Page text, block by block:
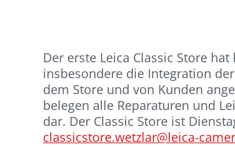
Der erste Leica Classic Store
insbesondere die Integration
dem Store und von Kunden
belegen alle Reparaturen und
dar. Der Classic Store ist
classicstore.wetzlar@leica-